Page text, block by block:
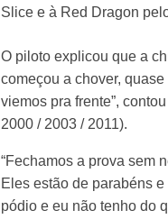
Slice e à Red Dragon
O piloto explicou que a
começou a chover,
viemos pra frente”,
2000 / 2003 / 2011).
“Fechamos a prova sem
Eles estão de parabéns
pódio e eu não tenho do